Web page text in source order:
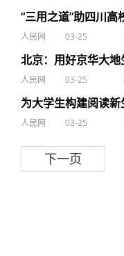
“三用之道”助四川高
人民网 03-25
北京：用好京华大地
人民网 03-25
为大学生构建阅读新
人民网 03-25
下一页